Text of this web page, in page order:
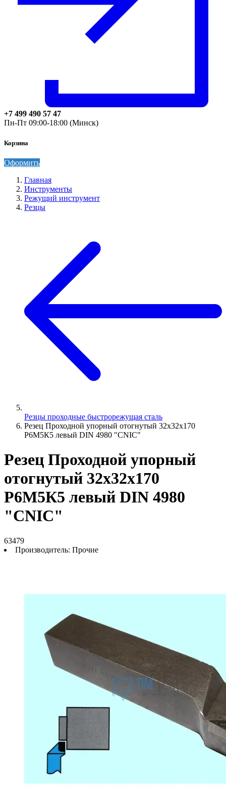
+7 499 490 57 47
Пн-Пт 09:00-18:00 (Минск)
Корзина
Оформить
Главная
Инструменты
Режущий инструмент
Резцы
Резцы проходные быстрорежущая сталь
Резец Проходной упорный отогнутый 32х32х170
Р6М5К5 левый DIN 4980 "CNIC"
Резец Проходной упорный
отогнутый 32х32х170
Р6М5К5 левый DIN 4980
"CNIC"
63479
Производитель: Прочие